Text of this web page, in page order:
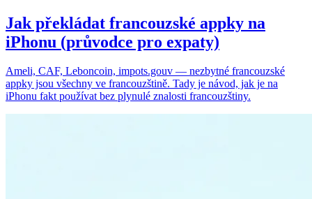
Jak překládat francouzské appky na
iPhonu (průvodce pro expaty)
Ameli, CAF, Leboncoin, impots.gouv — nezbytné francouzské
appky jsou všechny ve francouzštině. Tady je návod, jak je na
iPhonu fakt používat bez plynulé znalosti francouzštiny.